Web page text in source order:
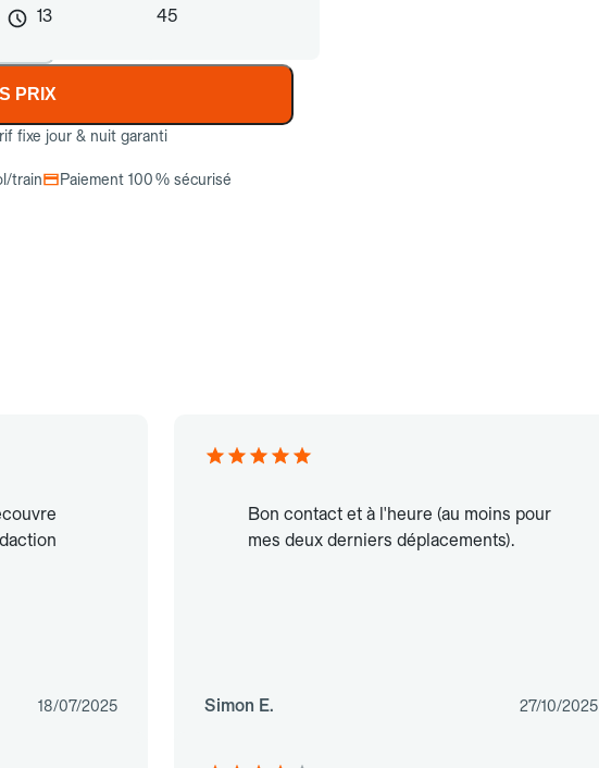
13 45
PRIX
fixe jour & nuit garanti
train
Paiement 100 % sécurisé
18/07/2025
Bon contact et à l'heure (au moins pour
mes deux derniers déplacements).
Simon E. 27/10/2025